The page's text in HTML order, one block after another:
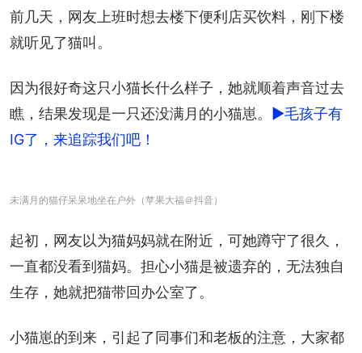
前几天，网友上班时想去楼下便利店买饮料，刚下楼
就听见了猫叫。
因为很好奇这只小猫长什么样子，她就顺着声音过去
瞧，结果发现是一只还没满月的小猫崽。 ►毛孩子有
IG了，来追踪我们吧！
未满月的猫仔呆呆地坐在户外（苹果大福＠抖音）
起初，网友以为猫妈妈就在附近，可她蹲守了很久，
一直都没看到猫妈。担心小猫是被遗弃的，无法独自
生存，她就把猫带回办公室了。
小猫崽的到来，引起了同事们和老板的注意，大家都